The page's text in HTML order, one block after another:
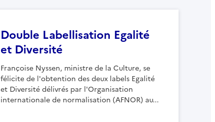
Double Labellisation Egalité
et Diversité
Françoise Nyssen, ministre de la Culture, se
félicite de l'obtention des deux labels Egalité
et Diversité délivrés par l'Organisation
internationale de normalisation (AFNOR) au...